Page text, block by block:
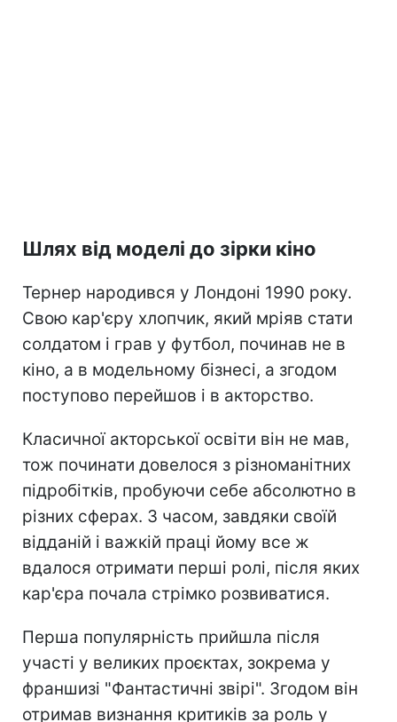
Шлях від моделі до зірки кіно
Тернер народився у Лондоні 1990 року.
Свою кар'єру хлопчик, який мріяв стати
солдатом і грав у футбол, починав не в
кіно, а в модельному бізнесі, а згодом
поступово перейшов і в акторство.
Класичної акторської освіти він не мав,
тож починати довелося з різноманітних
підробітків, пробуючи себе абсолютно в
різних сферах. З часом, завдяки своїй
відданій і важкій праці йому все ж
вдалося отримати перші ролі, після яких
кар'єра почала стрімко розвиватися.
Перша популярність прийшла після
участі у великих проєктах, зокрема у
франшизі "Фантастичні звірі". Згодом він
отримав визнання критиків за роль у